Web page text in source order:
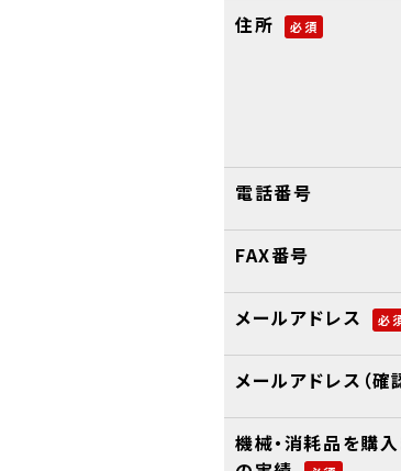
住所 必須
電話番号
FAX番号
メールアドレス 必
メールアドレス（確
機械・消耗品を購